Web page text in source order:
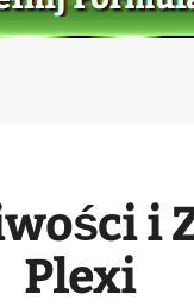
i
Plexi